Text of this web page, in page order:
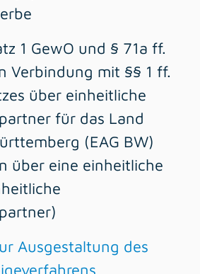
1 GewO und § 71a ff.
Verbindung mit §§ 1 ff.
über einheitliche
für das Land
(EAG BW)
über eine einheitliche
Ausgestaltung des